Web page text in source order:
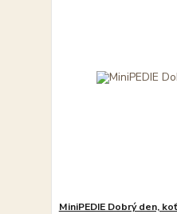
MiniPEDIE Dobrý den,